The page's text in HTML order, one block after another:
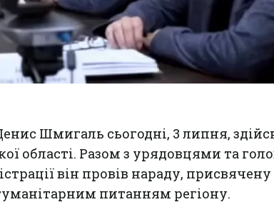
Шмигаль сьогодні, 3 липня,
області. Разом з урядовцями та
він провів нараду, присвячену
питанням регіону.